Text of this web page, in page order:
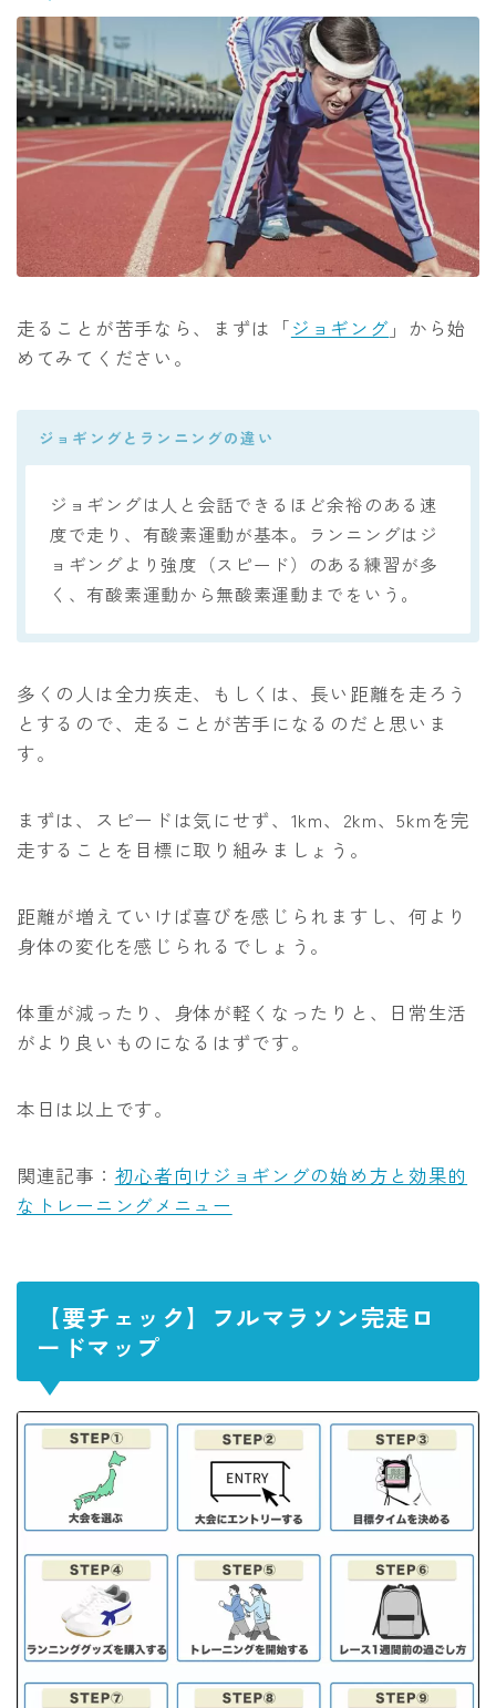
走ることが苦手なら、まずは「ジョギング 」から始
めてみてください。
ジョギングとランニングの違い
ジョギングは人と会話できるほど余裕のある速
度で走り、有酸素運動が基本。ランニングはジ
ョギングより強度（スピード）のある練習が多
く、有酸素運動から無酸素運動までをいう。
多くの人は全力疾走、もしくは、長い距離を走ろう
とするので、走ることが苦手になるのだと思いま
す。
まずは、スピードは気にせず、1km、2km、5kmを完
走することを目標に取り組みましょう。
距離が増えていけば喜びを感じられますし、何より
身体の変化を感じられるでしょう。
体重が減ったり、身体が軽くなったりと、日常生活
がより良いものになるはずです。
本日は以上です。
関連記事： 初心者向けジョギングの始め方と効果的
なトレーニングメニュー
【要チェック】フルマラソン完走ロ
ードマップ